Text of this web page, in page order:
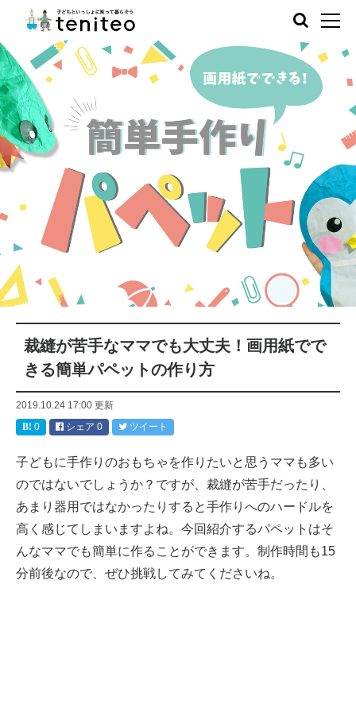
裁縫が苦手なママでも大丈夫！画用紙でで
きる簡単パペットの作り方
2019.10.24 17:00 更新
0
シェア 0 ツイート
子どもに手作りのおもちゃを作りたいと思うママも多い
のではないでしょうか？ですが、裁縫が苦手だったり、
あまり器用ではなかったりすると手作りへのハードルを
高く感じてしまいますよね。今回紹介するパペットはそ
んなママでも簡単に作ることができます。制作時間も15
分前後なので、ぜひ挑戦してみてくださいね。